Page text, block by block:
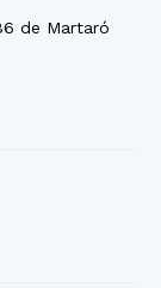
de Martaró